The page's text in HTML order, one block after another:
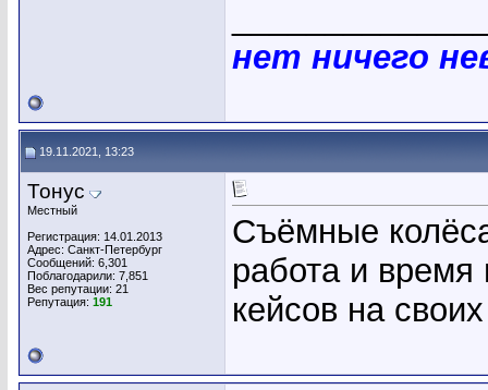
нет ничего
19.11.2021, 13:23
Тонус
Местный
Регистрация: 14.01.2013
Адрес: Санкт-Петербург
Сообщений: 6,301
Поблагодарили: 7,851
Вес репутации: 21
Репутация: 191
Съёмные
работа и
кейсов на